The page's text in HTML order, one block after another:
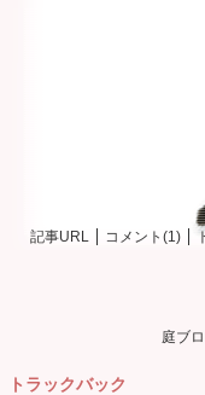
記事URL コメント(1)
庭ブ
トラックバック